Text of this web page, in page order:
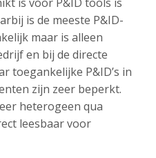
is voor P&ID tools is
is de meeste P&ID-
maar is alleen
en bij de directe
toegankelijke P&ID’s in
zijn zeer beperkt.
heterogeen qua
leesbaar voor